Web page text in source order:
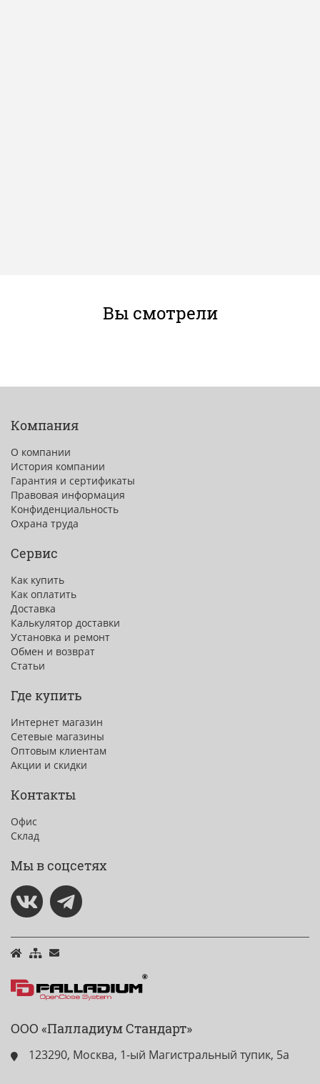
Вы смотрели
Компания
О компании
История компании
Гарантия и сертификаты
Правовая информация
Конфиденциальность
Охрана труда
Сервис
Как купить
Как оплатить
Доставка
Калькулятор доставки
Установка и ремонт
Обмен и возврат
Статьи
Где купить
Интернет магазин
Сетевые магазины
Оптовым клиентам
Акции и скидки
Контакты
Офис
Склад
Мы в соцсетях
ООО «Палладиум Стандарт»
123290, Москва, 1-ый Магистральный тупик, 5а